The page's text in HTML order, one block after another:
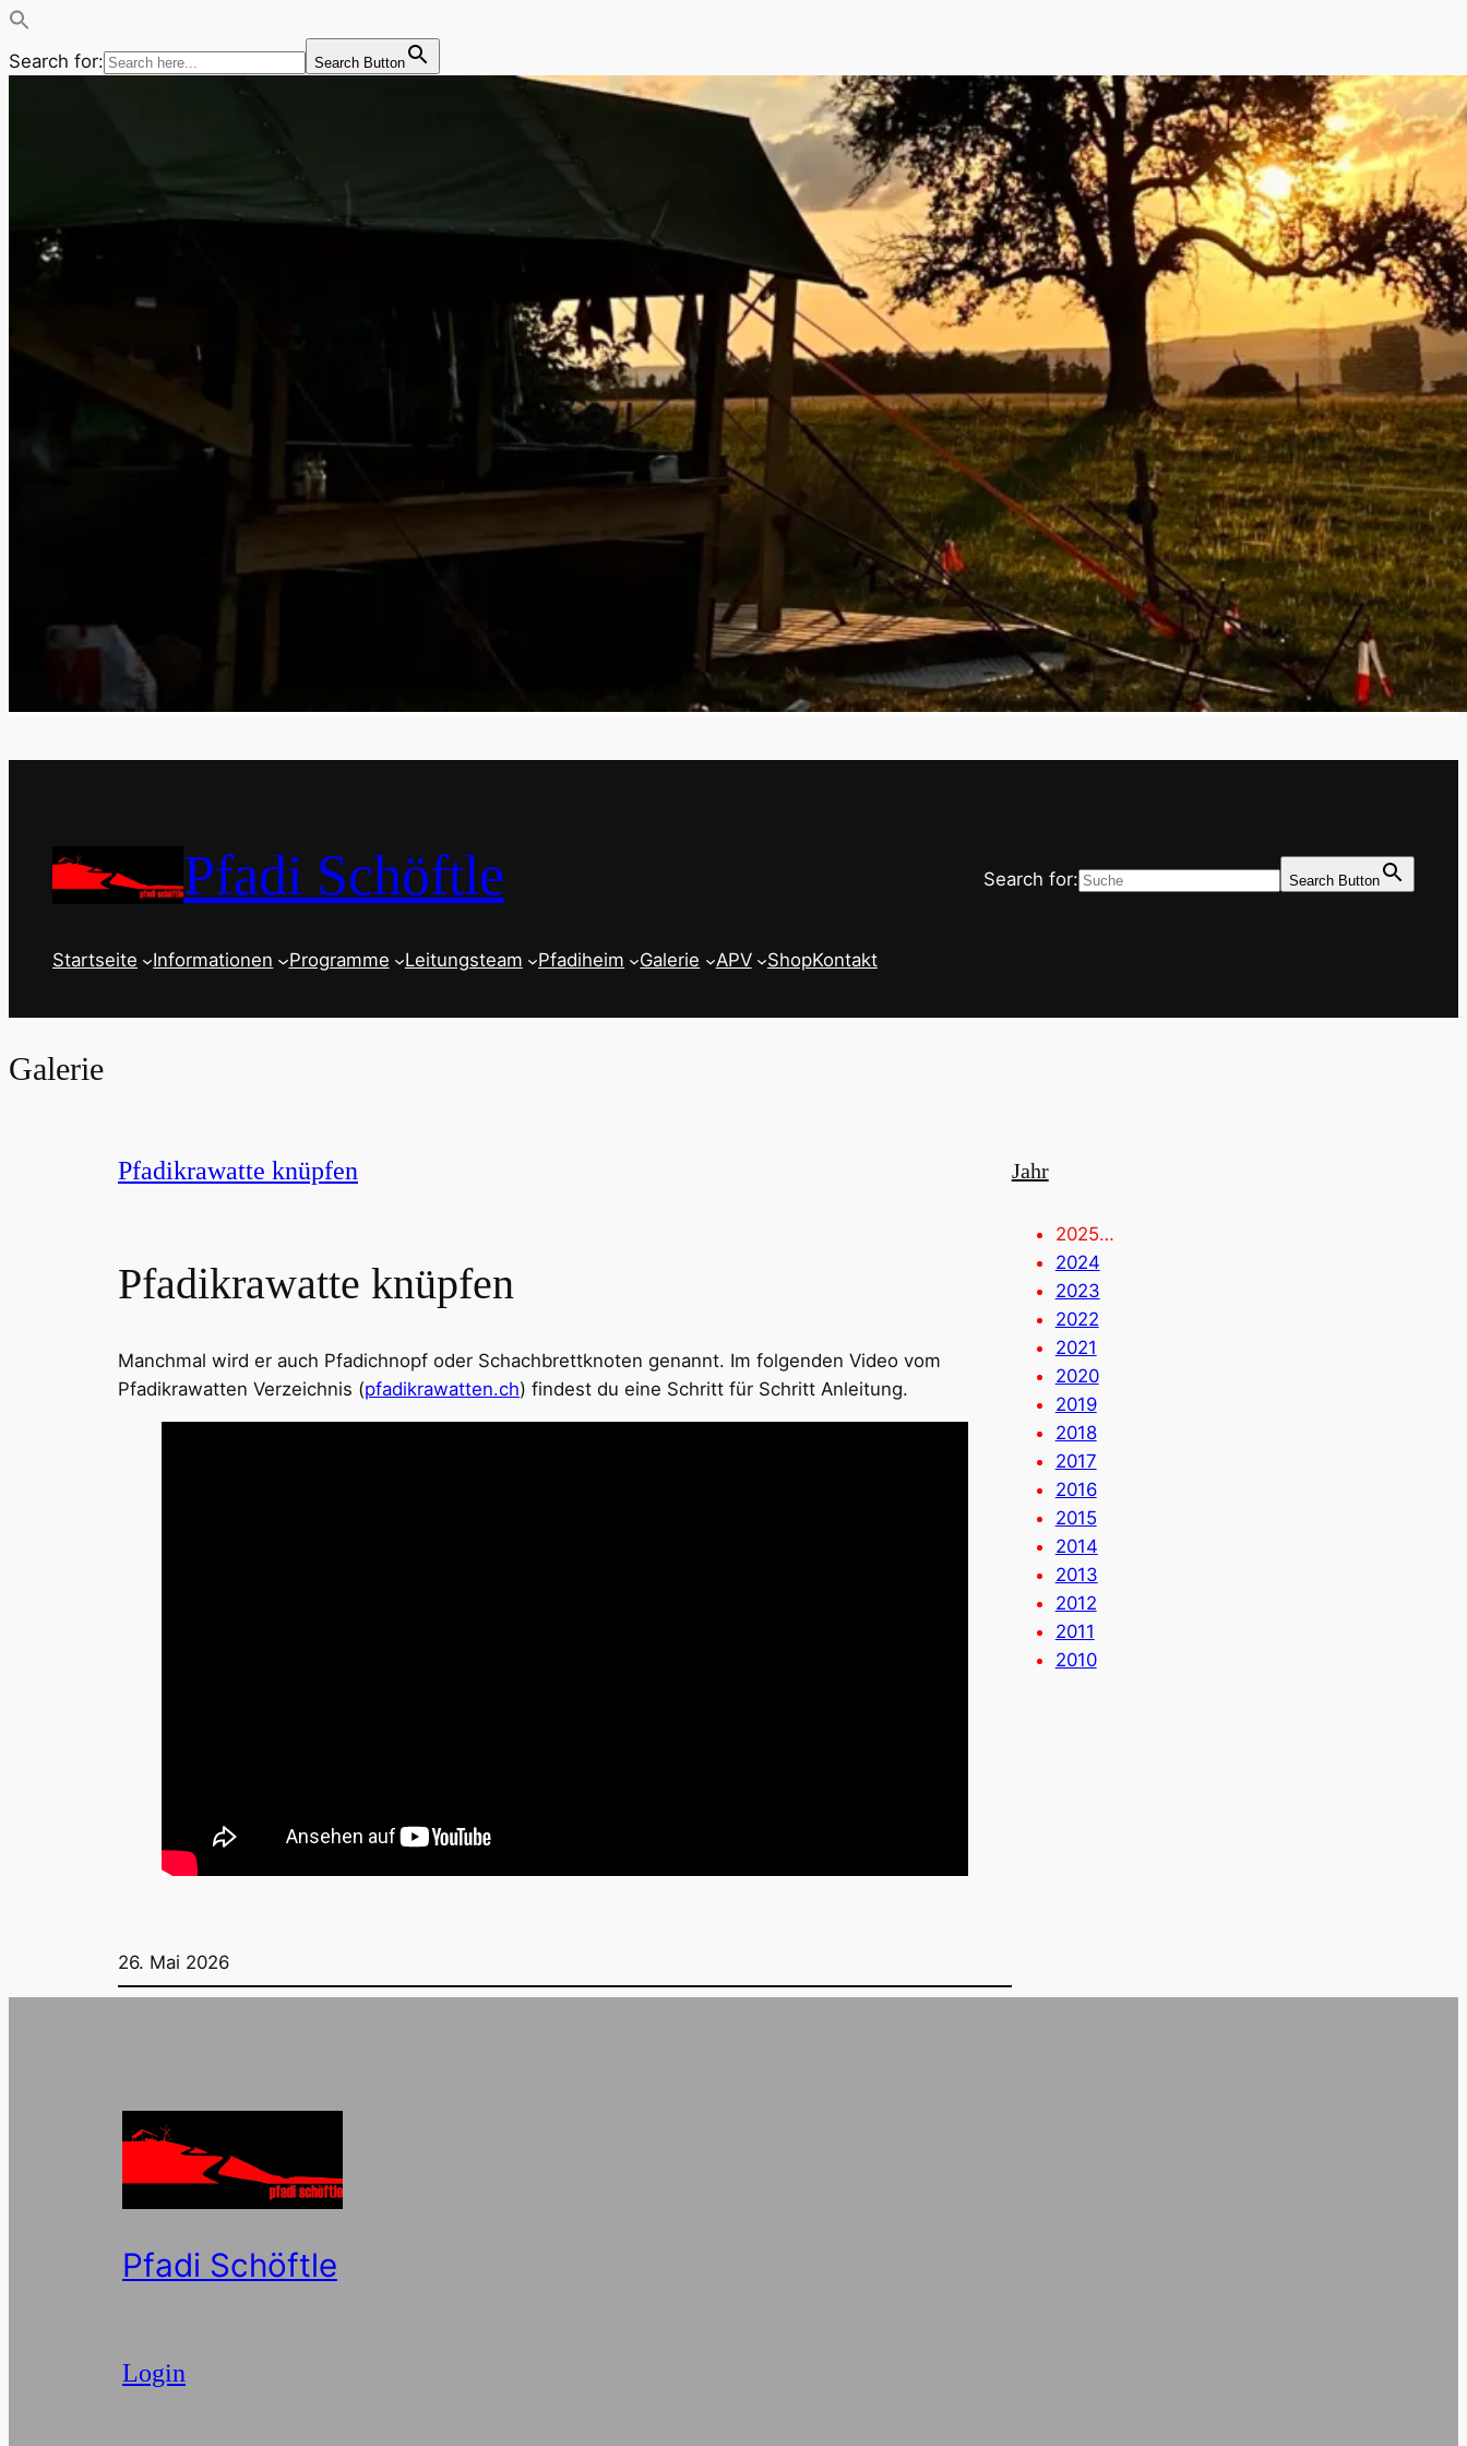
Search for: Search Button
Pfadi Schöftle Search for: Search Button
Startseite Informationen Programme Leitungsteam Pfadiheim Galerie APV ShopKontakt
Galerie
Pfadikrawatte knüpfen
Pfadikrawatte knüpfen
Manchmal wird er auch Pfadichnopf oder Schachbrettknoten genannt. Im folgenden Video vom
Pfadikrawatten Verzeichnis (pfadikrawatten.ch) findest du eine Schritt für Schritt Anleitung.
26. Mai 2026
Jahr
2025…
2024
2023
2022
2021
2020
2019
2018
2017
2016
2015
2014
2013
2012
2011
2010
Pfadi Schöftle
Login